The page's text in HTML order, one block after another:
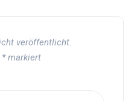
veröffentlicht.
*markiert